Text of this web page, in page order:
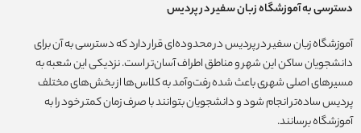
دسترسی به آموزشگاه زبان سفیر در پردیس
آموزشگاه زبان سفیر در پردیس در محدوده‌ای قرار دارد که دسترسی به آن برای
دانشجویان ساکن این شهر و مناطق اطراف آسان‌تر است. نزدیکی این شعبه به
مسیرهای اصلی شهری باعث شده رفت‌وآمد به کلاس‌ها از بخش‌های مختلف
پردیس ساده‌تر انجام شود و دانشجویان بتوانند با صرف زمان کمتر خود را به
آموزشگاه برسانند.